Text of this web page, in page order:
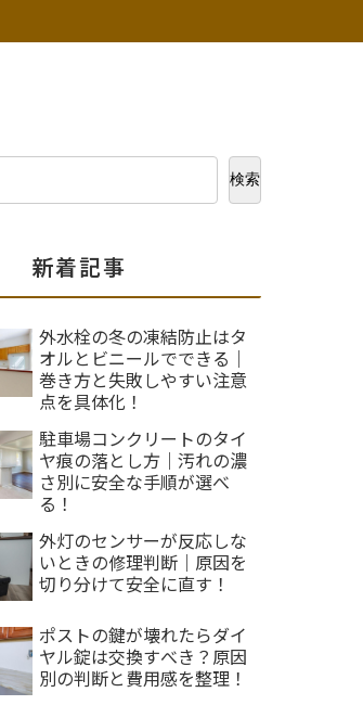
検索
新着記事
外水栓の冬の凍結防止はタ
オルとビニールでできる｜
巻き方と失敗しやすい注意
点を具体化！
駐車場コンクリートのタイ
ヤ痕の落とし方｜汚れの濃
さ別に安全な手順が選べ
る！
外灯のセンサーが反応しな
いときの修理判断｜原因を
切り分けて安全に直す！
ポストの鍵が壊れたらダイ
ヤル錠は交換すべき？原因
別の判断と費用感を整理！